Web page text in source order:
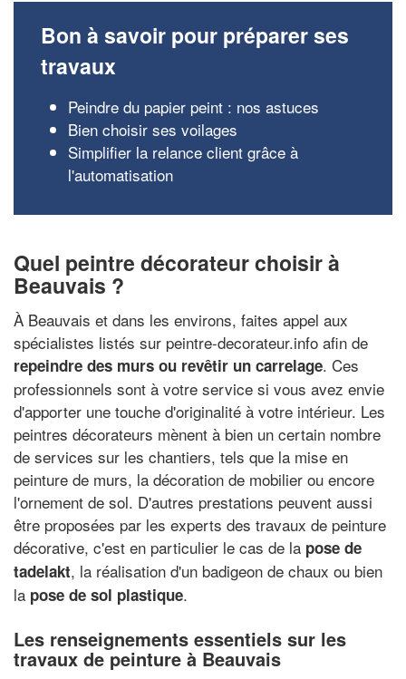
Bon à savoir pour préparer ses
travaux
Peindre du papier peint : nos astuces
Bien choisir ses voilages
Simplifier la relance client grâce à
l'automatisation
Quel peintre décorateur choisir à
Beauvais ?
À Beauvais et dans les environs, faites appel aux
spécialistes listés sur peintre-decorateur.info afin de
repeindre des murs ou revêtir un carrelage. Ces
professionnels sont à votre service si vous avez envie
d'apporter une touche d'originalité à votre intérieur. Les
peintres décorateurs mènent à bien un certain nombre
de services sur les chantiers, tels que la mise en
peinture de murs, la décoration de mobilier ou encore
l'ornement de sol. D'autres prestations peuvent aussi
être proposées par les experts des travaux de peinture
décorative, c'est en particulier le cas de la pose de
tadelakt, la réalisation d'un badigeon de chaux ou bien
la pose de sol plastique.
Les renseignements essentiels sur les
travaux de peinture à Beauvais